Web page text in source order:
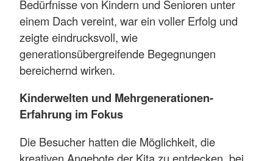
Bedürfnisse von Kindern und Senioren unter
einem Dach vereint, war ein voller Erfolg und
zeigte eindrucksvoll, wie
generationsübergreifende Begegnungen
bereichernd wirken.
Kinderwelten und Mehrgenerationen-
Erfahrung im Fokus
Die Besucher hatten die Möglichkeit, die
kreativen Angebote der Kita zu entdecken, bei